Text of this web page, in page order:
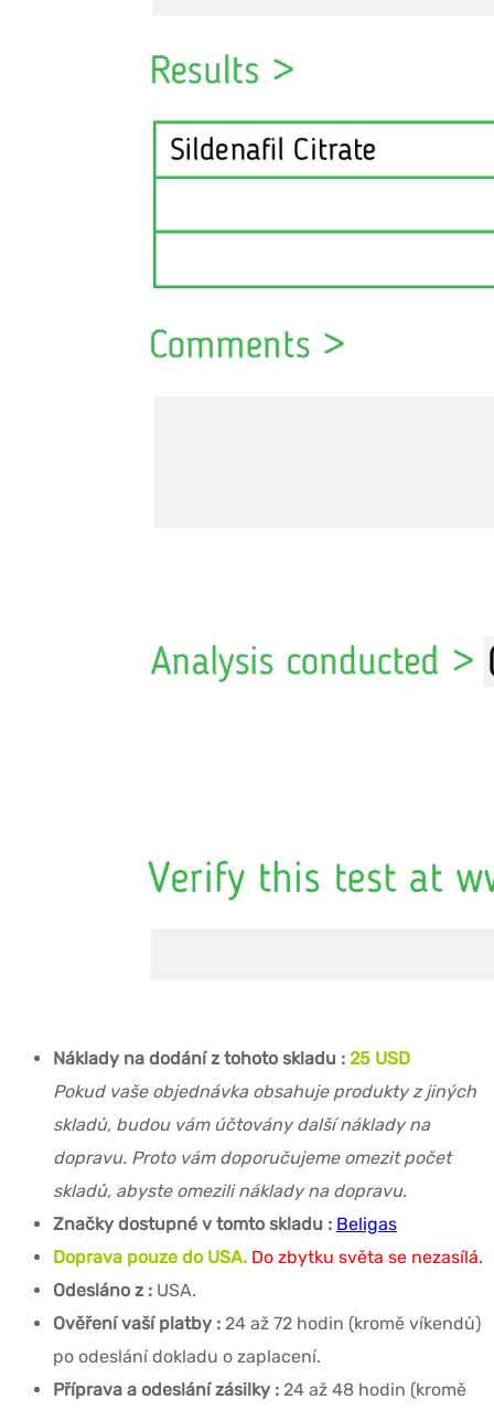
Náklady na dodání z tohoto skladu : 25 USD
Pokud vaše objednávka obsahuje produkty z jiných
skladů, budou vám účtovány další náklady na
dopravu. Proto vám doporučujeme omezit počet
skladů, abyste omezili náklady na dopravu.
Značky dostupné v tomto skladu : Beligas
Doprava pouze do USA. Do zbytku světa se nezasílá.
Odesláno z : USA.
Ověření vaší platby : 24 až 72 hodin (kromě víkendů)
po odeslání dokladu o zaplacení.
Příprava a odeslání zásilky : 24 až 48 hodin (kromě